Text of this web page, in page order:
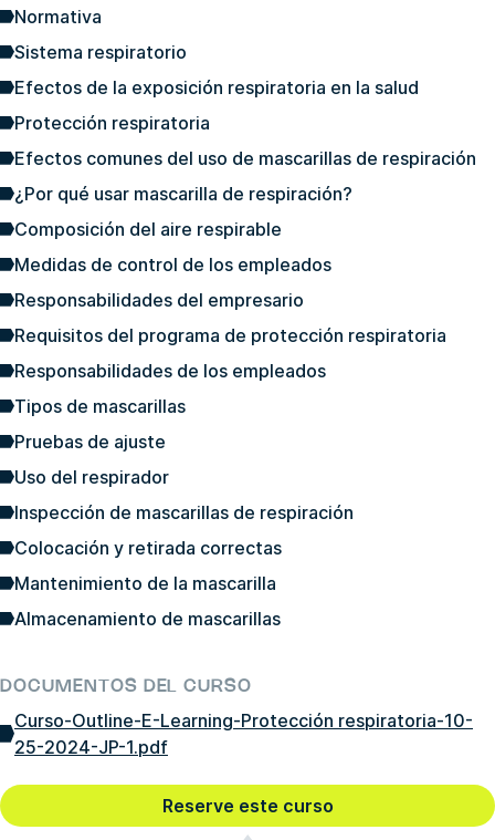
Normativa
Sistema respiratorio
Efectos de la exposición respiratoria en la salud
Protección respiratoria
Efectos comunes del uso de mascarillas de respiración
¿Por qué usar mascarilla de respiración?
Composición del aire respirable
Medidas de control de los empleados
Responsabilidades del empresario
Requisitos del programa de protección respiratoria
Responsabilidades de los empleados
Tipos de mascarillas
Pruebas de ajuste
Uso del respirador
Inspección de mascarillas de respiración
Colocación y retirada correctas
Mantenimiento de la mascarilla
Almacenamiento de mascarillas
DOCUMENTOS DEL CURSO
Curso-Outline-E-Learning-Protección respiratoria-10-
25-2024-JP-1.pdf
Reserve este curso